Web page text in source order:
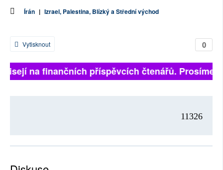
Írán | Izrael, Palestina, Blízký a Střední východ
0
Vytisknout
na finančních příspěvcích čtenářů. Prosíme,
11326